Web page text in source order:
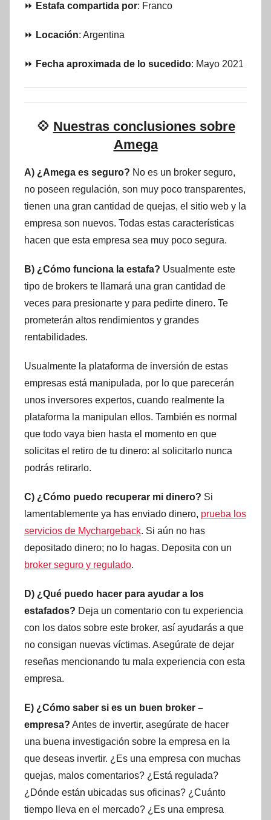
⏩ Estafa compartida por: Franco
⏩ Locación: Argentina
⏩ Fecha aproximada de lo sucedido: Mayo 2021
💠 Nuestras conclusiones sobre
Amega
A) ¿Amega es seguro? No es un broker seguro,
no poseen regulación, son muy poco transparentes,
tienen una gran cantidad de quejas, el sitio web y la
empresa son nuevos. Todas estas características
hacen que esta empresa sea muy poco segura.
B) ¿Cómo funciona la estafa? Usualmente este
tipo de brokers te llamará una gran cantidad de
veces para presionarte y para pedirte dinero. Te
prometerán altos rendimientos y grandes
rentabilidades.
Usualmente la plataforma de inversión de estas
empresas está manipulada, por lo que parecerán
unos inversores expertos, cuando realmente la
plataforma la manipulan ellos. También es normal
que todo vaya bien hasta el momento en que
solicitas el retiro de tu dinero: al solicitarlo nunca
podrás retirarlo.
C) ¿Cómo puedo recuperar mi dinero? Si
lamentablemente ya has enviado dinero, prueba los
servicios de Mychargeback. Si aún no has
depositado dinero; no lo hagas. Deposita con un
broker seguro y regulado.
D) ¿Qué puedo hacer para ayudar a los
estafados? Deja un comentario con tu experiencia
con los datos sobre este broker, así ayudarás a que
no consigan nuevas víctimas. Asegúrate de dejar
reseñas mencionando tu mala experiencia con esta
empresa.
E) ¿Cómo saber si es un buen broker –
empresa? Antes de invertir, asegúrate de hacer
una buena investigación sobre la empresa en la
que deseas invertir. ¿Es una empresa con muchas
quejas, malos comentarios? ¿Está regulada?
¿Dónde están ubicadas sus oficinas? ¿Cuánto
tiempo lleva en el mercado? ¿Es una empresa